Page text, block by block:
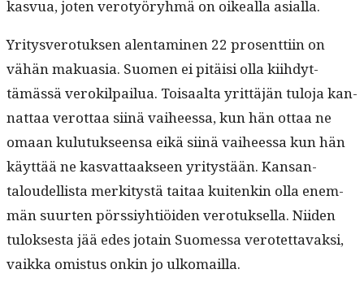
kasvua, joten verotyöryh­mä on oikeal­la asialla.
Yri­tysvero­tuk­sen alen­t­a­mi­nen 22 pros­ent­ti­in on
vähän makua­sia. Suomen ei pitäisi olla kiihdyt­
tämässä verokil­pailua. Toisaal­ta yrit­täjän tulo­ja kan­
nat­taa verot­taa siinä vai­heessa, kun hän ottaa ne
omaan kulu­tuk­seen­sa eikä siinä vai­heessa kun hän
käyt­tää ne kas­vat­taak­seen yri­tys­tään. Kansan­
taloudel­lista merk­i­tys­tä taitaa kuitenkin olla enem­
män suurten pörssiy­htiöi­den vero­tuk­sel­la. Niiden
tulok­ses­ta jää edes jotain Suomes­sa verotet­tavak­si,
vaik­ka omis­tus onkin jo ulkomailla.